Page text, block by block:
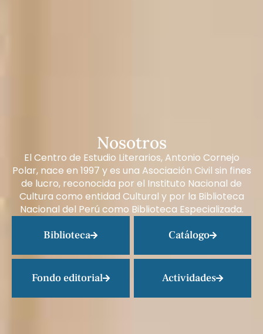
Nosotros
El Centro de Estudio Literarios, Antonio Cornejo
Polar, nace en 1997 y es una Asociación Civil sin fines
de lucro, reconocida por el Instituto Nacional de
Cultura como entidad Cultural y por la Biblioteca
Nacional del Perú como Biblioteca Especializada.
Biblioteca
Catálogo
Fondo editorial Actividades